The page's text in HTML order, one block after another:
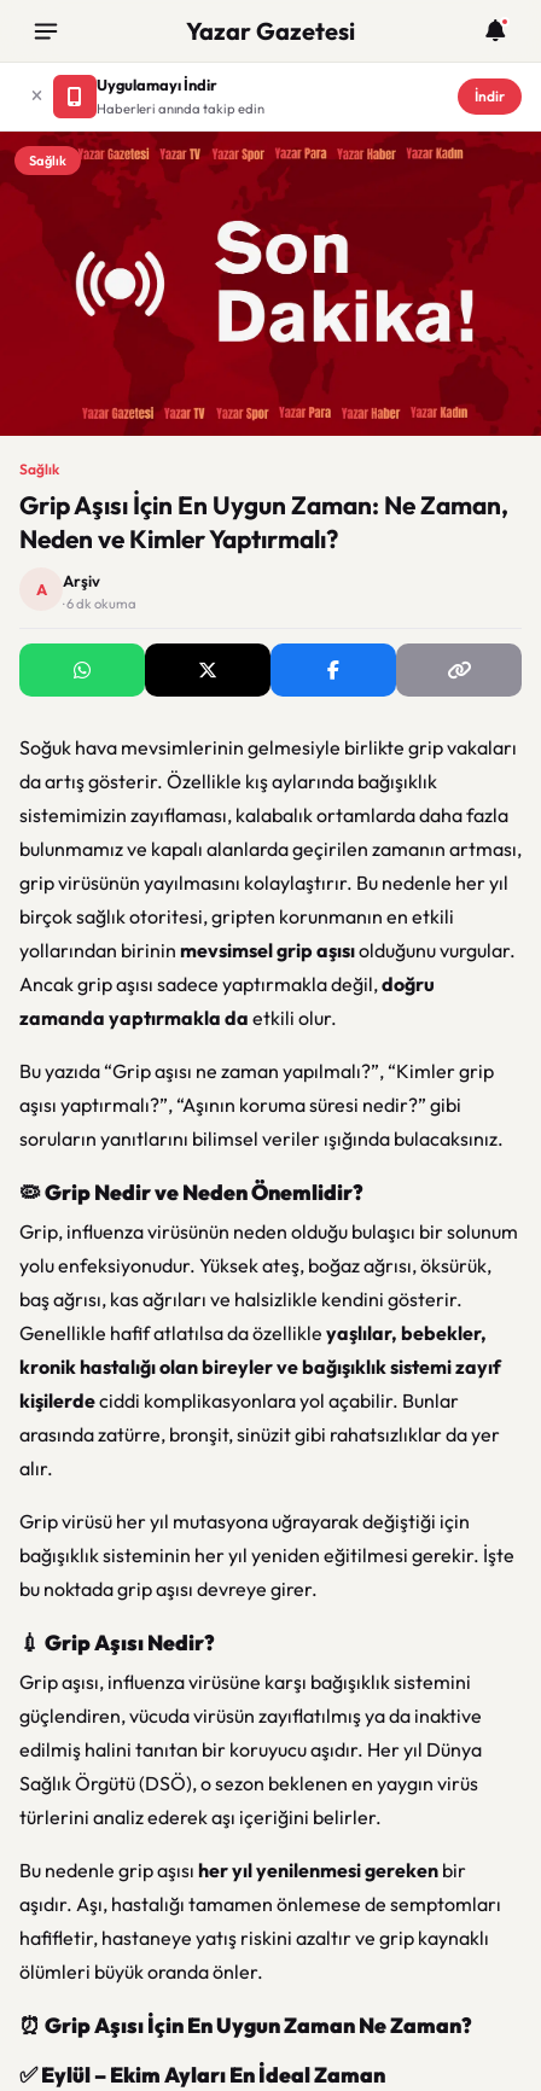
Yazar Gazetesi
Uygulamayı İndir
Haberleri anında takip edin
İndir
Sağlık
Sağlık
Grip Aşısı İçin En Uygun Zaman: Ne Zaman,
Neden ve Kimler Yaptırmalı?
A Arşiv
· 6 dk okuma
Soğuk hava mevsimlerinin gelmesiyle birlikte grip vakaları
da artış gösterir. Özellikle kış aylarında bağışıklık
sistemimizin zayıflaması, kalabalık ortamlarda daha fazla
bulunmamız ve kapalı alanlarda geçirilen zamanın artması,
grip virüsünün yayılmasını kolaylaştırır. Bu nedenle her yıl
birçok sağlık otoritesi, gripten korunmanın en etkili
yollarından birinin mevsimsel grip aşısıolduğunu vurgular.
Ancak grip aşısı sadece yaptırmakla değil,doğru
zamanda yaptırmakla da etkili olur.
Bu yazıda “Grip aşısı ne zaman yapılmalı?”, “Kimler grip
aşısı yaptırmalı?”, “Aşının koruma süresi nedir?” gibi
soruların yanıtlarını bilimsel veriler ışığında bulacaksınız.
🦠Grip Nedir ve Neden Önemlidir?
Grip, influenza virüsünün neden olduğu bulaşıcı bir solunum
yolu enfeksiyonudur. Yüksek ateş, boğaz ağrısı, öksürük,
baş ağrısı, kas ağrıları ve halsizlikle kendini gösterir.
Genellikle hafif atlatılsa da özellikle yaşlılar, bebekler,
kronik hastalığı olan bireyler ve bağışıklık sistemi zayıf
kişilerdeciddi komplikasyonlara yol açabilir. Bunlar
arasında zatürre, bronşit, sinüzit gibi rahatsızlıklar da yer
alır.
Grip virüsü her yıl mutasyona uğrayarak değiştiği için
bağışıklık sisteminin her yıl yeniden eğitilmesi gerekir. İşte
bu noktada grip aşısı devreye girer.
💉 Grip Aşısı Nedir?
Grip aşısı, influenza virüsüne karşı bağışıklık sistemini
güçlendiren, vücuda virüsün zayıflatılmış ya da inaktive
edilmiş halini tanıtan bir koruyucu aşıdır. Her yıl Dünya
Sağlık Örgütü (DSÖ), o sezon beklenen en yaygın virüs
türlerini analiz ederek aşı içeriğini belirler.
Bu nedenle grip aşısı her yıl yenilenmesi gereken bir
aşıdır. Aşı, hastalığı tamamen önlemese de semptomları
hafifletir, hastaneye yatış riskini azaltır ve grip kaynaklı
ölümleri büyük oranda önler.
⏰ Grip Aşısı İçin En Uygun Zaman Ne Zaman?
✅Eylül – Ekim Ayları En İdeal Zaman